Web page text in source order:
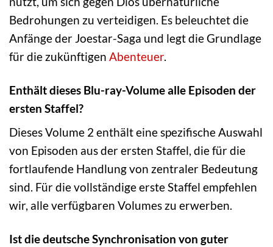
Bedrohungen zu verteidigen. Es beleuchtet die
Anfänge der Joestar-Saga und legt die Grundlage
für die zukünftigen Abenteuer.
Enthält dieses Blu-ray-Volume alle Episoden der
ersten Staffel?
Dieses Volume 2 enthält eine spezifische Auswahl
von Episoden aus der ersten Staffel, die für die
fortlaufende Handlung von zentraler Bedeutung
sind. Für die vollständige erste Staffel empfehlen
wir, alle verfügbaren Volumes zu erwerben.
Ist die deutsche Synchronisation von guter